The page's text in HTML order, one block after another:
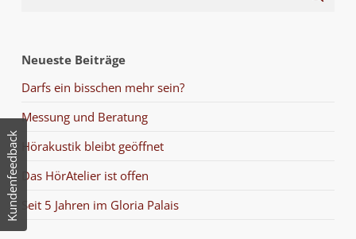
Neueste Beiträge
Darfs ein bisschen mehr sein?
Messung und Beratung
Hörakustik bleibt geöffnet
Das HörAtelier ist offen
Seit 5 Jahren im Gloria Palais
Kundenfeedback